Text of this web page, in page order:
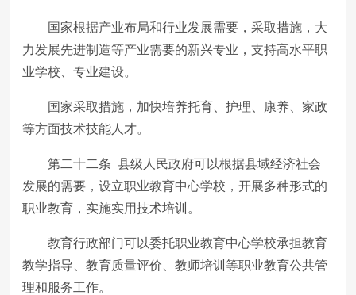
国家根据产业布局和行业发展需要，采取措施，大
力发展先进制造等产业需要的新兴专业，支持高水平职
业学校、专业建设。
国家采取措施，加快培养托育、护理、康养、家政
等方面技术技能人才。
第二十二条 县级人民政府可以根据县域经济社会
发展的需要，设立职业教育中心学校，开展多种形式的
职业教育，实施实用技术培训。
教育行政部门可以委托职业教育中心学校承担教育
教学指导、教育质量评价、教师培训等职业教育公共管
理和服务工作。